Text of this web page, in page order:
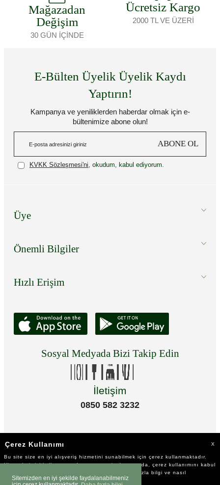
Sitemizden en iyi şekilde faydalanabilmeniz
Mağazadan
Değişim
30 GÜN İÇİNDE
Ücretsiz Kargo
2000 TL VE ÜZERİ
E-Bülten Üyelik Üyelik Kaydı
Yaptırın!
Kampanya ve yeniliklerden haberdar olmak için e-
bültenimize abone olun!
ABONE OL
KVKK Sözleşmesi'ni , okudum, kabul ediyorum.
Üye
Önemli Bilgiler
Hızlı Erişim
Sosyal Medyada Bizi Takip Edin
İletişim
0850 582 3232
Çerez Kullanımı X
Bu site size en iyi alışveriş hizmetini sunabilmek için çerez kullanmaktadır.
Hizmetlerimizi kullanmaya devam etmeniz durumunda, çerez kullanımını kabul
ettiğinizi varsayacağız. Çerezler hakkında daha fazla bilgi ve nasıl
reddedeceğinizi öğrenmek içintıklayınız